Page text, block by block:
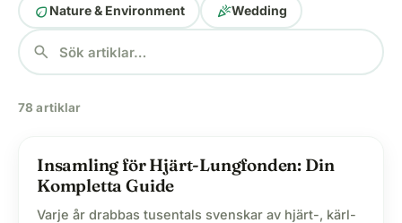
ecoNature & Environment celebrationWedding
search
78 artiklar
labelBlogg
Insamling för Hjärt-Lungfonden: Din
Kompletta Guide
Varje år drabbas tusentals svenskar av hjärt-, kärl-